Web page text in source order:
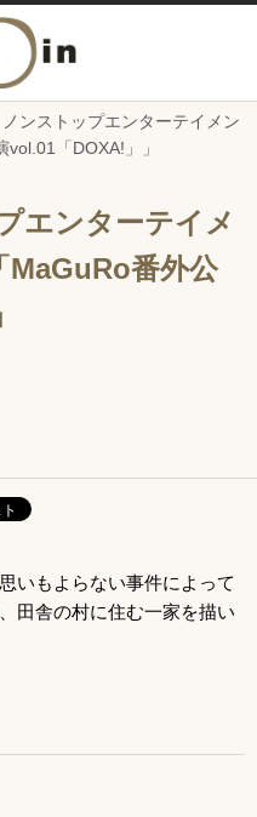
ンストップエンターテイメン
「DOXA!」」
エンターテイメ
MaGuRo番外公
いもよらない事件によって
田舎の村に住む一家を描い